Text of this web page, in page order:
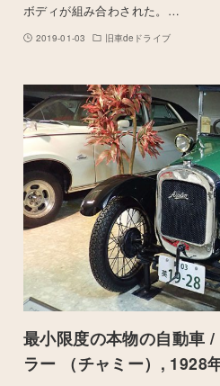
ボディが組み合わされた。…
2019-01-03 旧車deドライブ
最小限度の本物の自動
ラー （チャミー）, 1928